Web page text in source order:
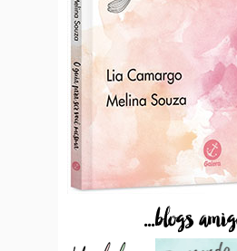
...blogs